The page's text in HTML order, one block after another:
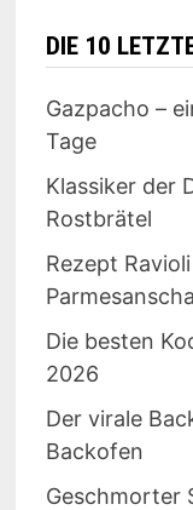
DIE 10
Gazpacho –
Tage
Klassiker der
Rostbrätel
Rezept
Die besten
2026
Der virale
Backofen
Geschmorter